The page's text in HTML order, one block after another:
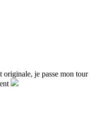
originale, je passe mon tour